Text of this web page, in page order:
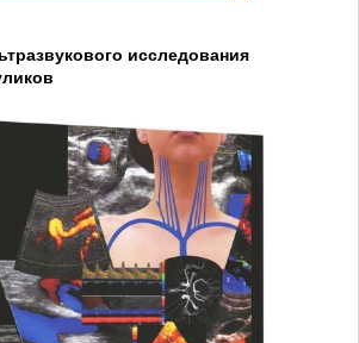
исследования